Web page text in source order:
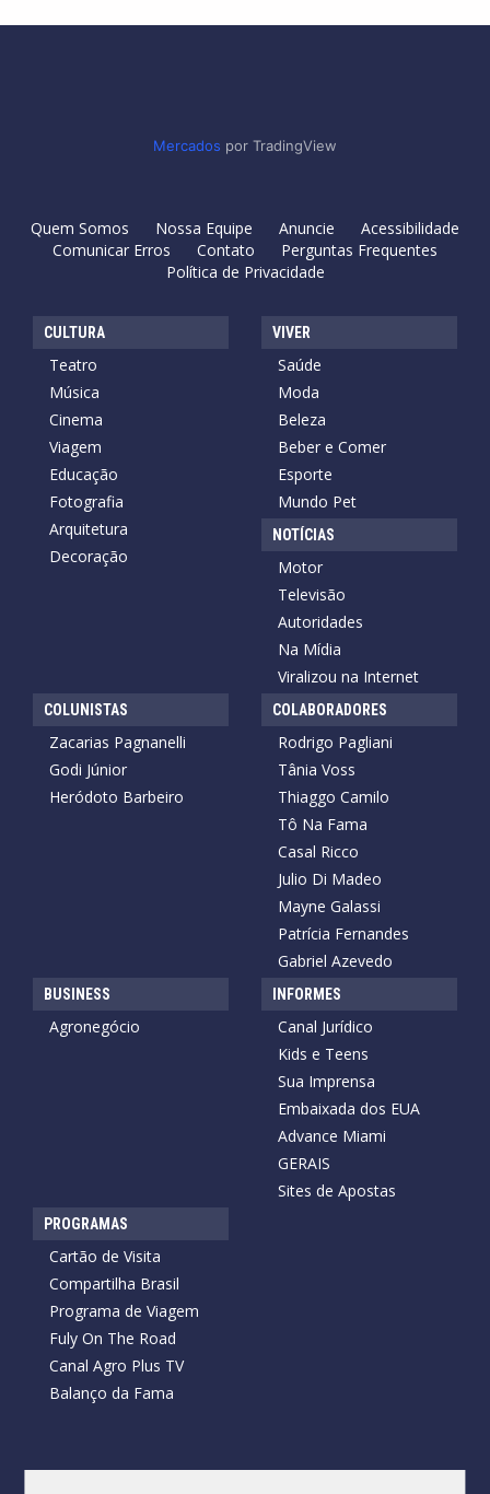
Mercados por TradingView
Quem Somos Nossa Equipe Anuncie
Acessibilidade
Comunicar Erros
Contato
Perguntas Frequentes
Política de Privacidade
CULTURA
Teatro
Música
Cinema
Viagem
Educação
Fotografia
Arquitetura
Decoração
VIVER
Saúde
Moda
Beleza
Beber e Comer
Esporte
Mundo Pet
NOTÍCIAS
Motor
Televisão
Autoridades
Na Mídia
Viralizou na Internet
COLUNISTAS
Zacarias Pagnanelli
Godi Júnior
Heródoto Barbeiro
COLABORADORES
Rodrigo Pagliani
Tânia Voss
Thiaggo Camilo
Tô Na Fama
Casal Ricco
Julio Di Madeo
Mayne Galassi
Patrícia Fernandes
Gabriel Azevedo
BUSINESS
Agronegócio
INFORMES
Canal Jurídico
Kids e Teens
Sua Imprensa
Embaixada dos EUA
Advance Miami
GERAIS
Sites de Apostas
PROGRAMAS
Cartão de Visita
Compartilha Brasil
Programa de Viagem
Fuly On The Road
Canal Agro Plus TV
Balanço da Fama